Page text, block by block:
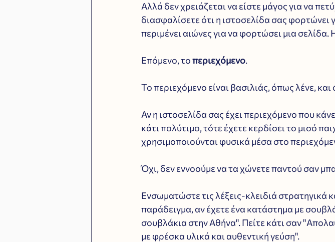
Αλλά δεν χρειάζεται να είστε μάγος για να
διασφαλίσετε ότι η ιστοσελίδα σας φορτώνει
περιμένει αιώνες για να φορτώσει μια σελίδα.
Επόμενο, το περιεχόμενο.
Το περιεχόμενο είναι βασιλιάς, όπως λένε, και
Αν η ιστοσελίδα σας έχει περιεχόμενο που
κάτι πολύτιμο, τότε έχετε κερδίσει το μισό
χρησιμοποιούνται φυσικά μέσα στο
Όχι, δεν εννοούμε να τα χώνετε παντού σαν
Ενσωματώστε τις λέξεις-κλειδιά στρατηγικά
παράδειγμα, αν έχετε ένα κατάστημα με
σουβλάκια στην Αθήνα". Πείτε κάτι σαν
με φρέσκα υλικά και αυθεντική γεύση".